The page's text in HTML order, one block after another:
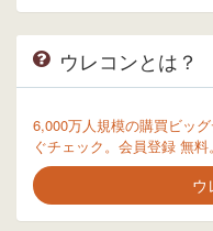
ウレコンとは？
6,000万人規模の購買ビッ
ぐチェック。会員登録 無料。
ウ